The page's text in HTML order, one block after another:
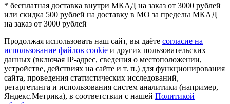
* бесплатная доставка внутри МКАД на заказ от 3000 рублей
или скидка 500 рублей на доставку в МО за пределы МКАД
на заказ от 3000 рублей
Продолжая использовать наш сайт, вы даёте согласие на
использование файлов cookie и других пользовательских
данных (включая IP-адрес, сведения о местоположении,
устройстве, действиях на сайте и т. п.) для функционирования
сайта, проведения статистических исследований,
ретаргетинга и использования систем аналитики (например,
Яндекс.Метрика), в соответствии с нашей Политикой